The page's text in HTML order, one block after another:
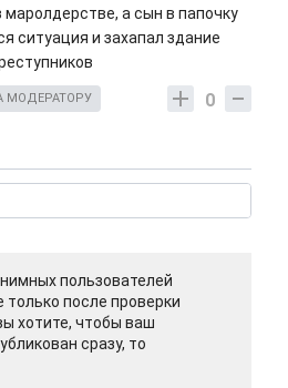
маролдерстве, а сын в папочку
ситуация и захапал здание
0
МОДЕРАТОРУ
пользователей
после проверки
хотите, чтобы ваш
сразу, то